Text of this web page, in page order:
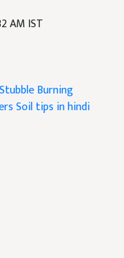
AM IST
Stubble Burning
Soil tips in hindi